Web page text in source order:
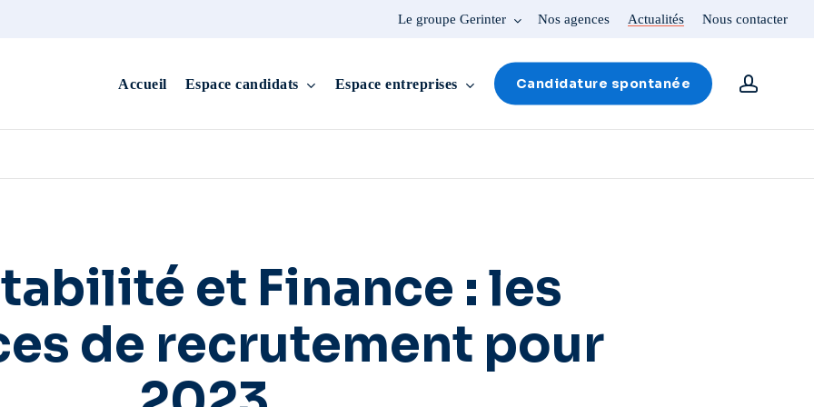
Le groupe Gerinter Nos agences Actualités Nous contacter
Accueil Espace candidats Espace entreprises Candidature spontanée account
et Finance : les
de recrutement pour